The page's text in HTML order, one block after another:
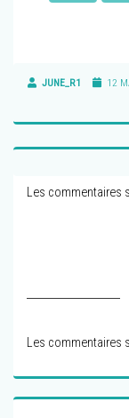
JUNE_R1 12
Les commentaires
Les commentaires